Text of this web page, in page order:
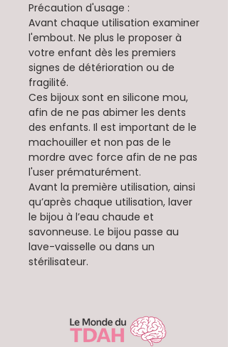
Précaution d'usage :
Avant chaque utilisation examiner
l'embout. Ne plus le proposer à
votre enfant dès les premiers
signes de détérioration ou de
fragilité.
Ces bijoux sont en silicone mou,
afin de ne pas abimer les dents
des enfants. Il est important de le
machouiller et non pas de le
mordre avec force afin de ne pas
l'user prématurément.
Avant la première utilisation, ainsi
qu’après chaque utilisation, laver
le bijou à l’eau chaude et
savonneuse. Le bijou passe au
lave-vaisselle ou dans un
stérilisateur.